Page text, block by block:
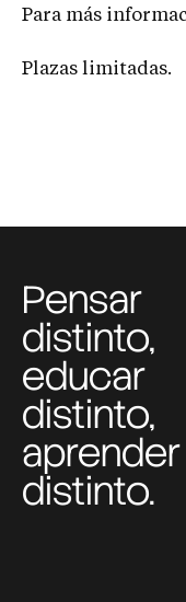
Para más
Plazas limitadas.
Pensar
distinto,
educar
distinto,
aprender
distinto.